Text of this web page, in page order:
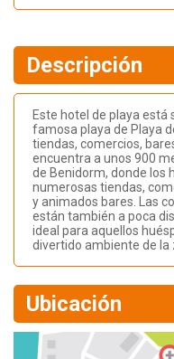
Descripción
Este hotel de playa está
famosa playa de Playa
tiendas, comercios,
encuentra a unos 900
de Benidorm, donde los
numerosas tiendas,
y animados bares. Las
están también a poca
ideal para aquellos
divertido ambiente de la
Ubicación